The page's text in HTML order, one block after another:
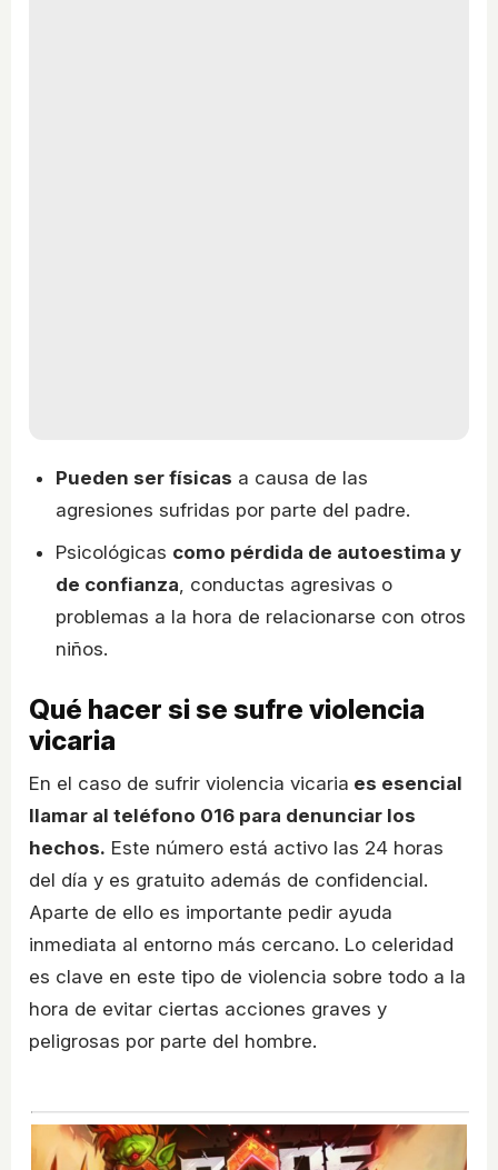
Pueden ser físicas a causa de las
agresiones sufridas por parte del padre.
Psicológicas como pérdida de autoestima y
de confianza , conductas agresivas o
problemas a la hora de relacionarse con otros
niños.
Qué hacer si se sufre violencia
vicaria
En el caso de sufrir violencia vicaria es esencial
llamar al teléfono 016 para denunciar los
hechos. Este número está activo las 24 horas
del día y es gratuito además de confidencial.
Aparte de ello es importante pedir ayuda
inmediata al entorno más cercano. Lo celeridad
es clave en este tipo de violencia sobre todo a la
hora de evitar ciertas acciones graves y
peligrosas por parte del hombre.